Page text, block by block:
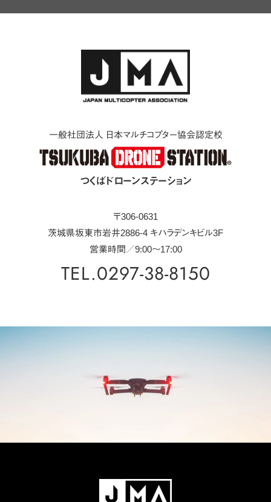
一般社団法人 日本マルチコプター協会認定校
つくばドローンステーション
〒306-0631
茨城県坂東市岩井2886-4 キハラデンキビル3F
営業時間／9:00～17:00
TEL.0297-38-8150